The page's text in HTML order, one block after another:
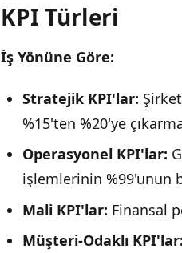
KPI Türleri
İş Yönüne Göre:
Stratejik KPI'lar:
%15'ten %20'ye
Operasyonel KPI'lar:
işlemlerinin %99'unun
Mali KPI'lar: Finansal
Müşteri-Odaklı KPI'lar: